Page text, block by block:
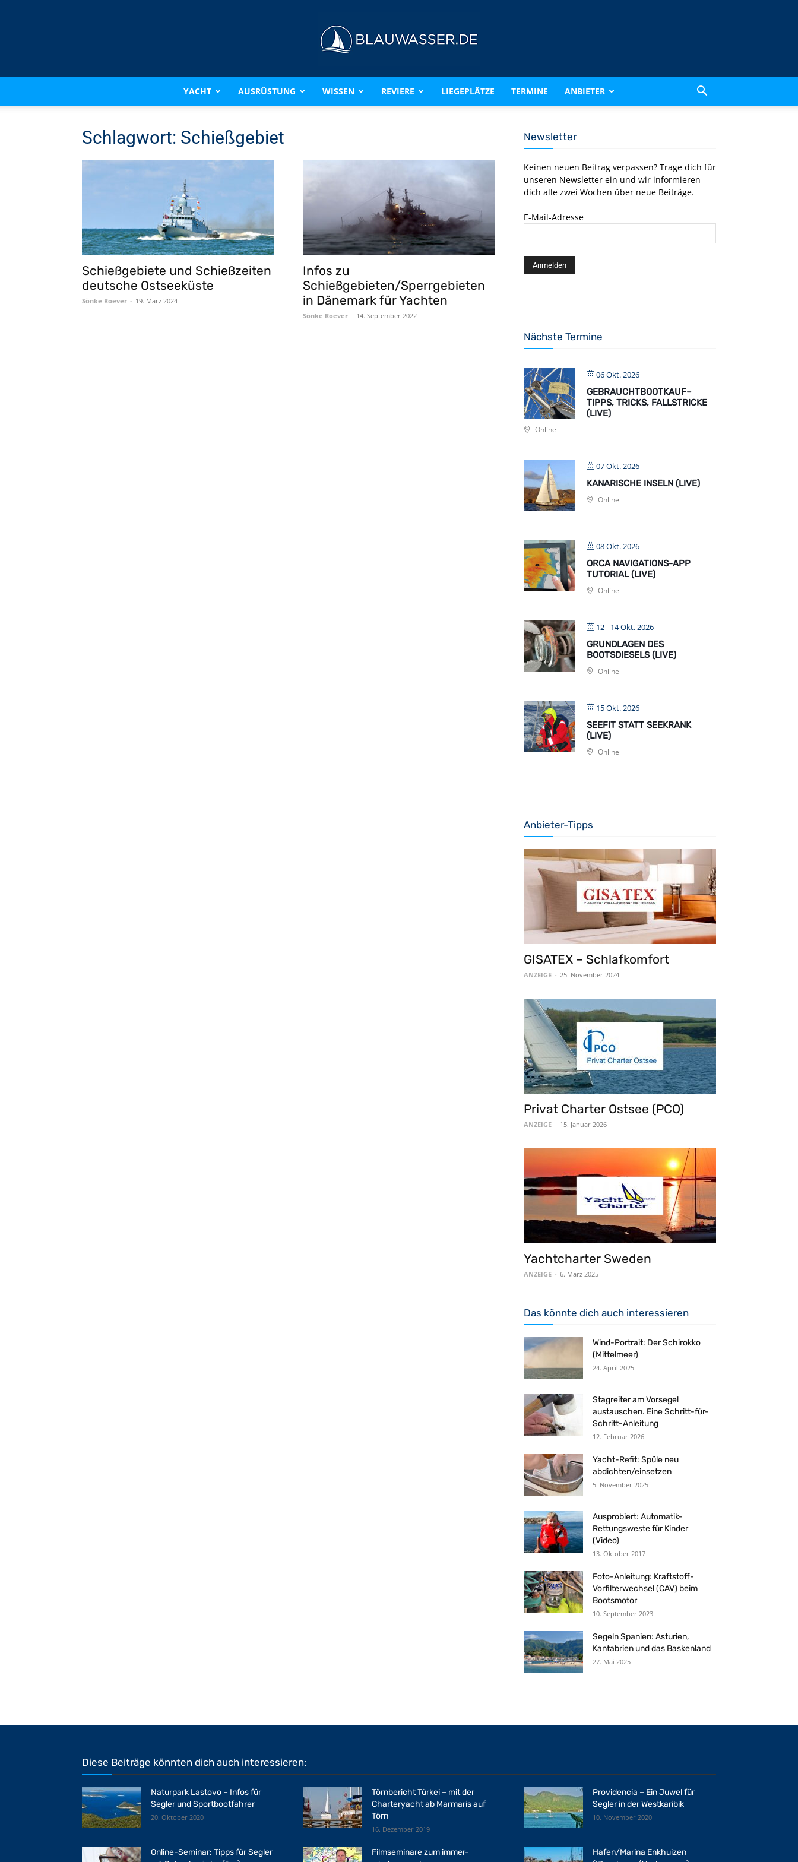
BLAUWASSER.DE
YACHT AUSRÜSTUNG WISSEN REVIERE LIEGEPLÄTZE TERMINE ANBIETER
Schlagwort: Schießgebiet
Schießgebiete und Schießzeiten
deutsche Ostseeküste
Sönke Roever - 19. März 2024
Infos zu
Schießgebieten/Sperrgebieten
in Dänemark für Yachten
Sönke Roever - 14. September 2022
Newsletter
Keinen neuen Beitrag verpassen? Trage dich für
unseren Newsletter ein und wir informieren
dich alle zwei Wochen über neue Beiträge.
E-Mail-Adresse
Nächste Termine
06 Okt. 2026
GEBRAUCHTBOOTKAUF–
TIPPS, TRICKS, FALLSTRICKE
(LIVE)
Online
07 Okt. 2026
KANARISCHE INSELN (LIVE)
Online
08 Okt. 2026
ORCA NAVIGATIONS-APP
TUTORIAL (LIVE)
Online
12 - 14 Okt. 2026
GRUNDLAGEN DES
BOOTSDIESELS (LIVE)
Online
15 Okt. 2026
SEEFIT STATT SEEKRANK
(LIVE)
Online
Anbieter-Tipps
GISATEX – Schlafkomfort
ANZEIGE - 25. November 2024
Privat Charter Ostsee (PCO)
ANZEIGE - 15. Januar 2026
Yachtcharter Sweden
ANZEIGE - 6. März 2025
Das könnte dich auch interessieren
Wind-Portrait: Der Schirokko
(Mittelmeer)
24. April 2025
Stagreiter am Vorsegel
austauschen. Eine Schritt-für-
Schritt-Anleitung
12. Februar 2026
Yacht-Refit: Spüle neu
abdichten/einsetzen
5. November 2025
Ausprobiert: Automatik-
Rettungsweste für Kinder
(Video)
13. Oktober 2017
Foto-Anleitung: Kraftstoff-
Vorfilterwechsel (CAV) beim
Bootsmotor
10. September 2023
Segeln Spanien: Asturien,
Kantabrien und das Baskenland
27. Mai 2025
Diese Beiträge könnten dich auch interessieren:
Naturpark Lastovo – Infos für
Segler und Sportbootfahrer
20. Oktober 2020
Törnbericht Türkei – mit der
Charteryacht ab Marmaris auf
Törn
16. Dezember 2019
Providencia – Ein Juwel für
Segler in der Westkaribik
10. November 2020
Online-Seminar: Tipps für Segler
Filmseminare zum immer-
Hafen/Marina Enkhuizen